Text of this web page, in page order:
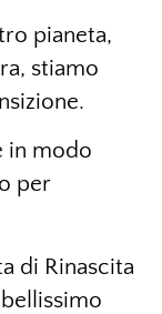
pianeta,
stiamo
in modo
per
di Rinascita